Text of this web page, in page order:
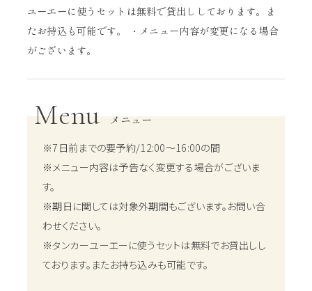
ユーエーに使うセットは無料で貸出ししております。ま
たお持込も可能です。 ・メニュー内容が変更になる場合
がございます。
Menu メニュー
※7日前までの要予約/12:00～16:00の間
※メニュー内容は予告なく変更する場合がございま
す。
※期日に関しては対象外期間もございます。お問い合
わせください。
※タンカーユーエーに使うセットは無料でお貸出しし
ております。またお持ち込みも可能です。